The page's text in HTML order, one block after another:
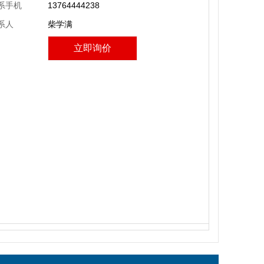
手机
13764444238
人
柴学满
立即询价